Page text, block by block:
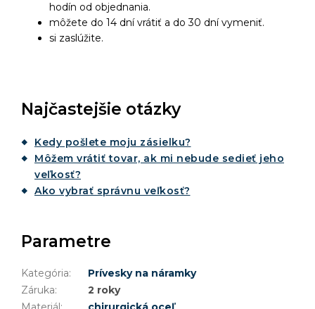
hodín od objednania.
môžete do 14 dní vrátiť a do 30 dní vymeniť.
si zaslúžite.
Najčastejšie otázky
Kedy pošlete moju zásielku?
Môžem vrátiť tovar, ak mi nebude sedieť jeho
veľkosť?
Ako vybrať správnu veľkosť?
Parametre
Kategória:
Prívesky na náramky
Záruka:
2 roky